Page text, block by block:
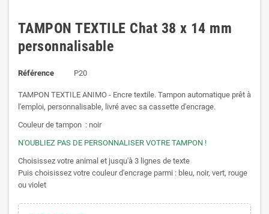
TAMPON TEXTILE Chat 38 x 14 mm
personnalisable
Référence P20
TAMPON TEXTILE ANIMO - Encre textile. Tampon automatique prêt à
l'emploi, personnalisable, livré avec sa cassette d'encrage.
Couleur de tampon : noir
N'OUBLIEZ PAS DE PERSONNALISER VOTRE TAMPON !
Choisissez votre animal et jusqu'à 3 lignes de texte
Puis choisissez votre couleur d'encrage parmi : bleu, noir, vert, rouge
ou violet